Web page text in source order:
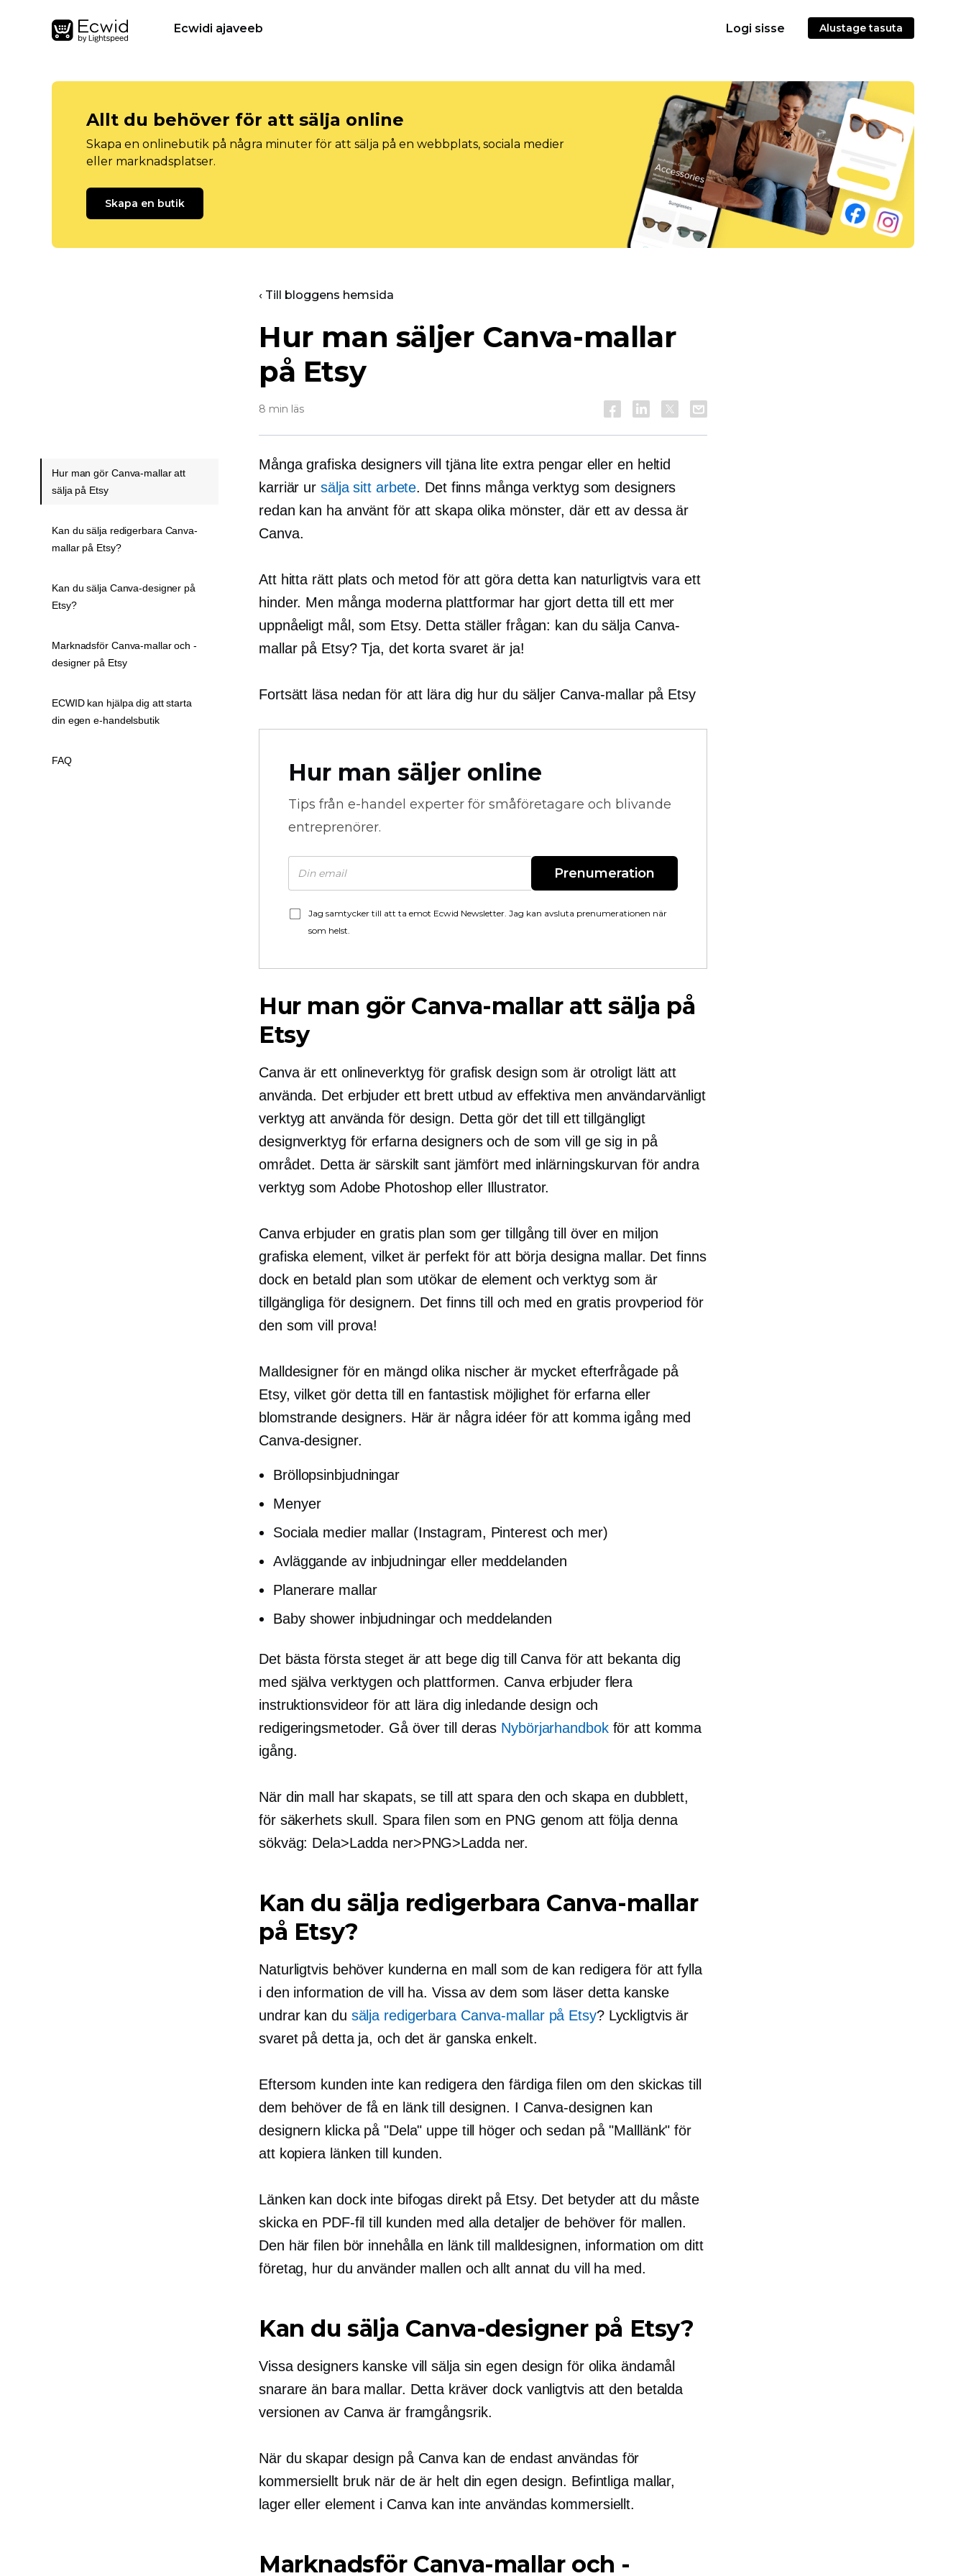
Ecwidi ajaveeb Logi sisse Alustage tasuta
Allt du behöver för att sälja online
Skapa en onlinebutik på några minuter för att sälja på en webbplats, sociala medier
eller marknadsplatser.
Skapa en butik
‹ Till bloggens hemsida
Hur man säljer Canva-mallar
på Etsy
8 min läs
Många grafiska designers vill tjäna lite extra pengar eller en heltid
karriär ur sälja sitt arbete. Det finns många verktyg som designers
redan kan ha använt för att skapa olika mönster, där ett av dessa är
Canva.
Att hitta rätt plats och metod för att göra detta kan naturligtvis vara ett
hinder. Men många moderna plattformar har gjort detta till ett mer
uppnåeligt mål, som Etsy. Detta ställer frågan: kan du sälja Canva-
mallar på Etsy? Tja, det korta svaret är ja!
Fortsätt läsa nedan för att lära dig hur du säljer Canva-mallar på Etsy
Hur man säljer online
Tips från e-handel experter för småföretagare och blivande
entreprenörer.
Prenumeration
Jag samtycker till att ta emot Ecwid Newsletter. Jag kan avsluta prenumerationen när
som helst.
Hur man gör Canva-mallar att sälja på
Etsy
Canva är ett onlineverktyg för grafisk design som är otroligt lätt att
använda. Det erbjuder ett brett utbud av effektiva men användarvänligt
verktyg att använda för design. Detta gör det till ett tillgängligt
designverktyg för erfarna designers och de som vill ge sig in på
området. Detta är särskilt sant jämfört med inlärningskurvan för andra
verktyg som Adobe Photoshop eller Illustrator.
Canva erbjuder en gratis plan som ger tillgång till över en miljon
grafiska element, vilket är perfekt för att börja designa mallar. Det finns
dock en betald plan som utökar de element och verktyg som är
tillgängliga för designern. Det finns till och med en gratis provperiod för
den som vill prova!
Malldesigner för en mängd olika nischer är mycket efterfrågade på
Etsy, vilket gör detta till en fantastisk möjlighet för erfarna eller
blomstrande designers. Här är några idéer för att komma igång med
Canva-designer.
Bröllopsinbjudningar
Menyer
Sociala medier mallar (Instagram, Pinterest och mer)
Avläggande av inbjudningar eller meddelanden
Planerare mallar
Baby shower inbjudningar och meddelanden
Det bästa första steget är att bege dig till Canva för att bekanta dig
med själva verktygen och plattformen. Canva erbjuder flera
instruktionsvideor för att lära dig inledande design och
redigeringsmetoder. Gå över till deras Nybörjarhandbokför att komma
igång.
När din mall har skapats, se till att spara den och skapa en dubblett,
för säkerhets skull. Spara filen som en PNG genom att följa denna
sökväg: Dela>Ladda ner>PNG>Ladda ner.
Kan du sälja redigerbara Canva-mallar
på Etsy?
Naturligtvis behöver kunderna en mall som de kan redigera för att fylla
i den information de vill ha. Vissa av dem som läser detta kanske
undrar kan du sälja redigerbara Canva-mallar på Etsy? Lyckligtvis är
svaret på detta ja, och det är ganska enkelt.
Eftersom kunden inte kan redigera den färdiga filen om den skickas till
dem behöver de få en länk till designen. I Canva-designen kan
designern klicka på "Dela" uppe till höger och sedan på "Malllänk" för
att kopiera länken till kunden.
Länken kan dock inte bifogas direkt på Etsy. Det betyder att du måste
skicka en PDF-fil till kunden med alla detaljer de behöver för mallen.
Den här filen bör innehålla en länk till malldesignen, information om ditt
företag, hur du använder mallen och allt annat du vill ha med.
Kan du sälja Canva-designer på Etsy?
Vissa designers kanske vill sälja sin egen design för olika ändamål
snarare än bara mallar. Detta kräver dock vanligtvis att den betalda
versionen av Canva är framgångsrik.
När du skapar design på Canva kan de endast användas för
kommersiellt bruk när de är helt din egen design. Befintliga mallar,
lager eller element i Canva kan inte användas kommersiellt.
Marknadsför Canva-mallar och -
Hur man gör Canva-mallar att
sälja på Etsy
Kan du sälja redigerbara Canva-
mallar på Etsy?
Kan du sälja Canva-designer på
Etsy?
Marknadsför Canva-mallar och -
designer på Etsy
ECWID kan hjälpa dig att starta
din egen e-handelsbutik
FAQ